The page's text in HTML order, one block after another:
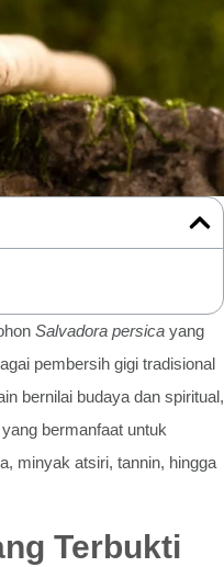
Salvadora persica yang
pembersih gigi tradisional
bernilai budaya dan spiritual,
bermanfaat untuk
minyak atsiri, tannin, hingga
Terbukti